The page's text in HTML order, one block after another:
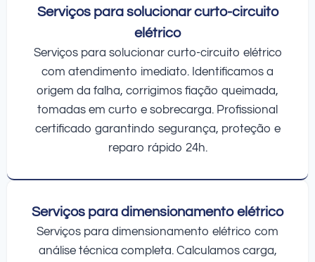
Serviços para solucionar curto-circuito
elétrico
Serviços para solucionar curto-circuito elétrico
com atendimento imediato. Identificamos a
origem da falha, corrigimos fiação queimada,
tomadas em curto e sobrecarga. Profissional
certificado garantindo segurança, proteção e
reparo rápido 24h.
Serviços para dimensionamento elétrico
Serviços para dimensionamento elétrico com
análise técnica completa. Calculamos carga,